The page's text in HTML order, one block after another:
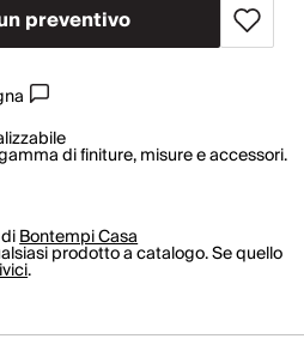
preventivo
di finiture, misure e accessori.
diBontempi Casa
prodotto a catalogo. Se quello
.